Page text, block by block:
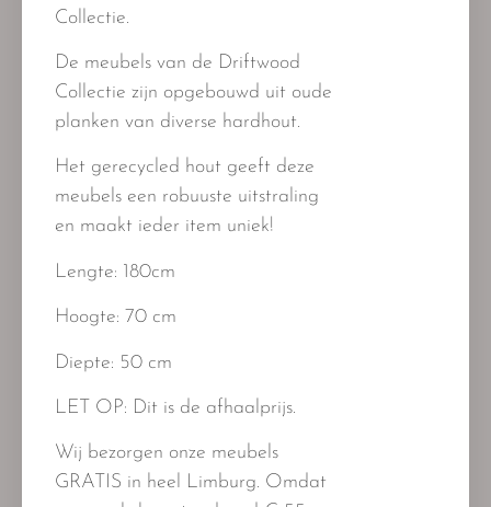
Collectie.
De meubels van de Driftwood
Collectie zijn opgebouwd uit oude
planken van diverse hardhout.
Het gerecycled hout geeft deze
meubels een robuuste uitstraling
en maakt ieder item uniek!
Lengte: 180cm
Hoogte: 70 cm
Diepte: 50 cm
LET OP: Dit is de afhaalprijs.
Wij bezorgen onze meubels
GRATIS in heel Limburg. Omdat